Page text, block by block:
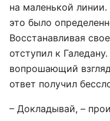
на маленькой
это было
Восстанавливая
отступил к
вопрошающий
ответ получил
– Докладывай, –